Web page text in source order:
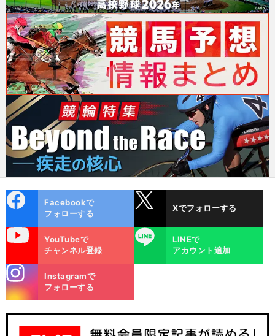
ok
Facebookで
フォローする
Xでフォローする
YouTubeで
チャンネル登録
LINE
LINEで
アカウント追加
m
Instagramで
フォローする